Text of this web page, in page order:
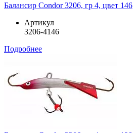
Балансир Condor 3206, гр 4, цвет 146
Артикул
3206-4146
Подробнее